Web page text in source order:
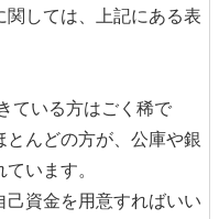
しては、上記にある表
ている方はごく稀で
んどの方が、公庫や銀
います。
資金を用意すればいい